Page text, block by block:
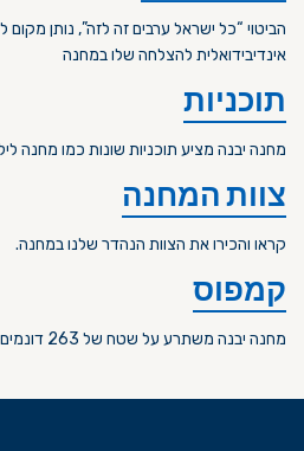
אינדיבידואלית להצלחה שלו במחנה
תוכניות
.מחנה יבנה מציע תוכניות שונות כמו מחנה
צוות המחנה
.קראו והכירו את הצוות הנהדר שלנו במחנה
קמפוס
.מחנה יבנה משתרע על שטח של 263 דונמים בין יערות ואגם לוקס